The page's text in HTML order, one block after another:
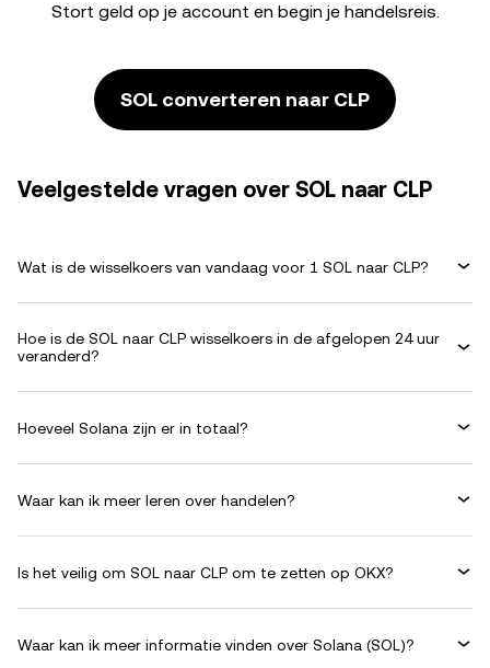
Stort geld op je account en begin je handelsreis.
SOL converteren naar CLP
Veelgestelde vragen over SOL naar CLP
Wat is de wisselkoers van vandaag voor 1 SOL naar CLP?
Hoe is de SOL naar CLP wisselkoers in de afgelopen 24 uur
veranderd?
Hoeveel Solana zijn er in totaal?
Waar kan ik meer leren over handelen?
Is het veilig om SOL naar CLP om te zetten op OKX?
Waar kan ik meer informatie vinden over Solana (SOL)?